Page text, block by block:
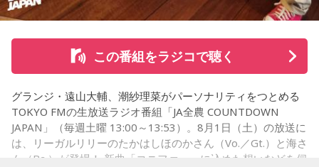
◎「中島健人イメージランキング」
街の人に調査したら、中島健人が1位にランクインしそうな
「ランキングのタイトルだけ」を送ってきてください。
＜例＞
・家の照明、指パッチンで消してそうランキング
・コンビニで「温めますか？」とか「レジ袋はいります
か？」とか聞かれる前に全部先に言ってきそうな男ランキン
この番組をラジコで聴く
グランジ・遠山大輔、潮紗理菜がパーソナリティをつとめる
TOKYO FMの生放送ラジオ番組「JA全農 COUNTDOWN
JAPAN」（毎週土曜 13:00～13:53）。8月1日（土）の放送に
は、リーガルリリーのたかはしほのかさん（Vo.／Gt.）と海さ
ん（Ba.）が登場！ 新曲「コニファー」に込めた想いなどを伺